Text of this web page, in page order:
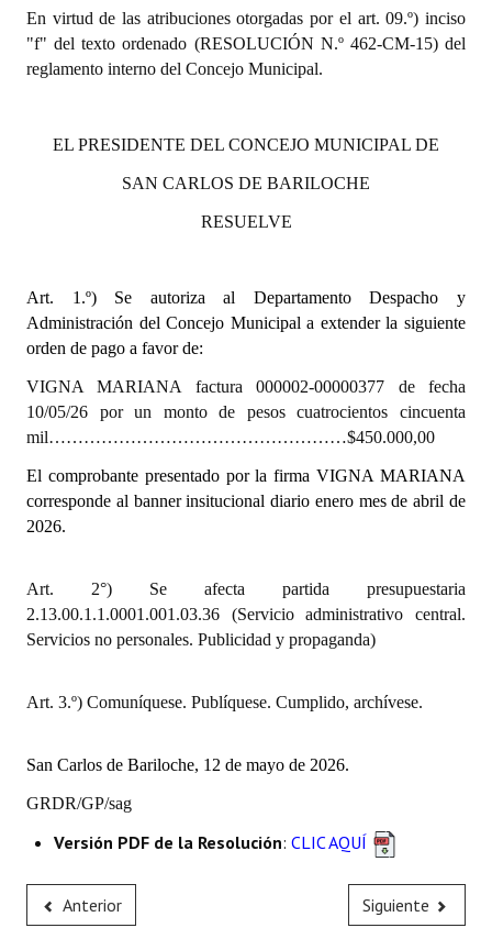
Proyectos Presentados
Dictámenes Asesoría Letrada
Informes de Unidad Coordinadora
Ejecución Presupuestaria
NORMATIVA
Comunicaciones
Declaraciones
Resoluciones
Resoluciones de Presidencia
INSTITUCIONAL
Noticias Destacadas
Datos Históricos
Audiencias Públicas - Registro
Mujeres que Dejaron Huellas - Registro
Periodistas Decanos - Registro
Ciudadano Ilustre - Registro
En virtud de las atribuciones otorgadas por el art. 09.º) inciso
"f" del texto ordenado (RESOLUCIÓN N.º 462-CM-15) del
reglamento interno del Concejo Municipal.
EL PRESIDENTE DEL CONCEJO MUNICIPAL DE
SAN CARLOS DE BARILOCHE
RESUELVE
Art. 1.º) Se autoriza al Departamento Despacho y
Administración del Concejo Municipal a extender la siguiente
orden de pago a favor de:
VIGNA MARIANA factura 000002-00000377 de fecha
10/05/26 por un monto de pesos cuatrocientos cincuenta
mil……………………………………………$450.000,00
El comprobante presentado por la firma VIGNA MARIANA
corresponde al banner insitucional diario enero mes de abril de
2026.
Art. 2°) Se afecta partida presupuestaria
2.13.00.1.1.0001.001.03.36 (Servicio administrativo central.
Servicios no personales. Publicidad y propaganda)
Art. 3.º) Comuníquese. Publíquese. Cumplido, archívese.
San Carlos de Bariloche, 12 de mayo de 2026.
GRDR/GP/sag
Versión PDF de la Resolución: CLIC AQUÍ
Anterior Siguiente